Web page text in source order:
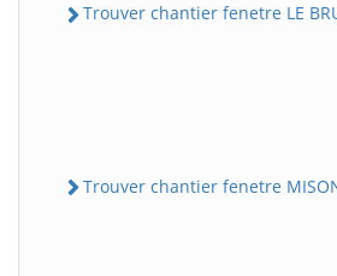
Trouver chantier fenetre LE
Trouver chantier fenetre